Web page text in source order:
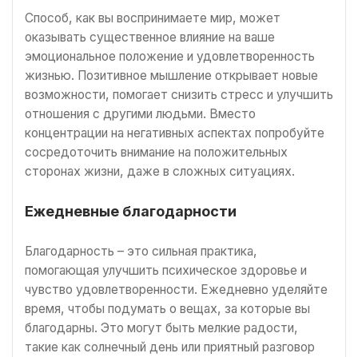
Способ, как вы воспринимаете мир, может
оказывать существенное влияние на ваше
эмоциональное положение и удовлетворенность
жизнью. Позитивное мышление открывает новые
возможности, помогает снизить стресс и улучшить
отношения с другими людьми. Вместо
концентрации на негативных аспектах попробуйте
сосредоточить внимание на положительных
сторонах жизни, даже в сложных ситуациях.
Ежедневные благодарности
Благодарность – это сильная практика,
помогающая улучшить психическое здоровье и
чувство удовлетворенности. Ежедневно уделяйте
время, чтобы подумать о вещах, за которые вы
благодарны. Это могут быть мелкие радости,
такие как солнечный день или приятный разговор